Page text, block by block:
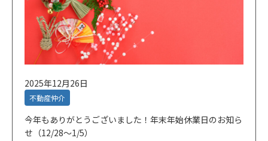
2025年12月26日
不動産仲介
今年もありがとうございました！年末年始休業日のお知ら
せ（12/28～1/5）